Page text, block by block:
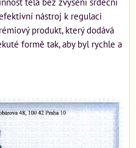
nástroj k regulaci
produkt, který dodává
formě tak, aby byl rychle a